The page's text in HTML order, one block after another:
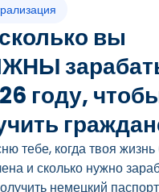
п
р
вы
году,
тебе, когда твоя жизнь
и сколько нужно
немецкий